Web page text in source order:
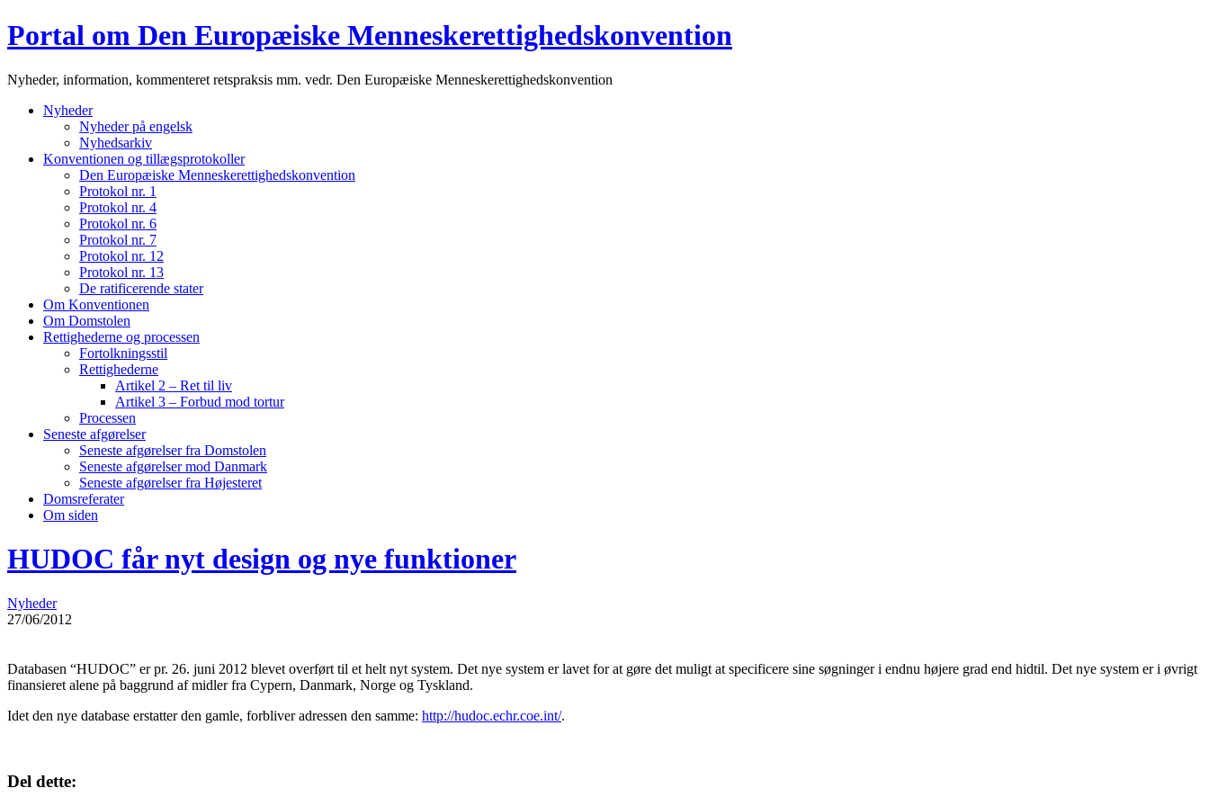
Portal om Den Europæiske Menneskerettighedskonvention
Nyheder, information, kommenteret retspraksis mm. vedr. Den Europæiske Menneskerettighedskonvention
Nyheder
Nyheder på engelsk
Nyhedsarkiv
Konventionen og tillægsprotokoller
Den Europæiske Menneskerettighedskonvention
Protokol nr. 1
Protokol nr. 4
Protokol nr. 6
Protokol nr. 7
Protokol nr. 12
Protokol nr. 13
De ratificerende stater
Om Konventionen
Om Domstolen
Rettighederne og processen
Fortolkningsstil
Rettighederne
Artikel 2 – Ret til liv
Artikel 3 – Forbud mod tortur
Processen
Seneste afgørelser
Seneste afgørelser fra Domstolen
Seneste afgørelser mod Danmark
Seneste afgørelser fra Højesteret
Domsreferater
Om siden
HUDOC får nyt design og nye funktioner
Nyheder
27/06/2012
Databasen “HUDOC” er pr. 26. juni 2012 blevet overført til et helt nyt system. Det nye system er lavet for at gøre det muligt at specificere sine søgninger i endnu højere grad end hidtil. Det nye system er i øvrigt
finansieret alene på baggrund af midler fra Cypern, Danmark, Norge og Tyskland.
Idet den nye database erstatter den gamle, forbliver adressen den samme: http://hudoc.echr.coe.int/.
Del dette: